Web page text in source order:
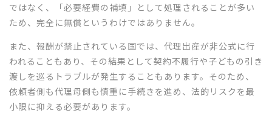
ではなく、「必要経費の補填」として処理されることが多い
ため、完全に無償というわけではありません。
また、報酬が禁止されている国では、代理出産が非公式に行
われることもあり、その結果として契約不履行や子どもの引き
渡しを巡るトラブルが発生することもあります。そのため、
依頼者側も代理母側も慎重に手続きを進め、法的リスクを最
小限に抑える必要があります。